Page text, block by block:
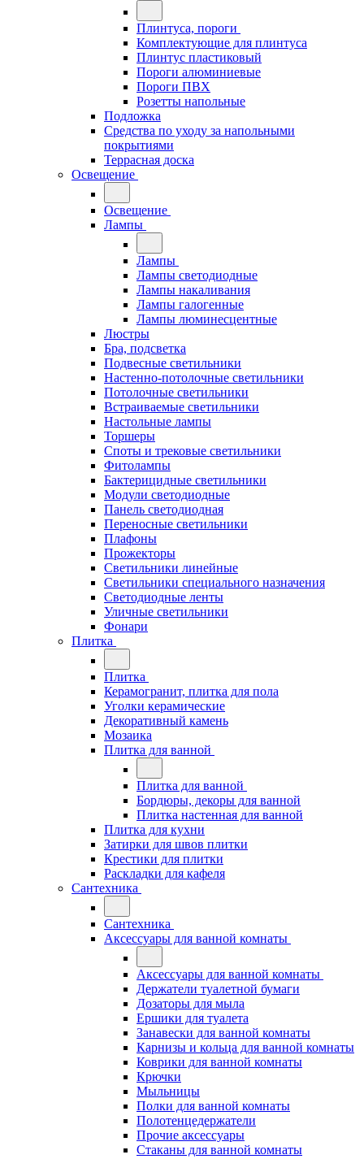
Плинтуса, пороги
Комплектующие для плинтуса
Плинтус пластиковый
Пороги алюминиевые
Пороги ПВХ
Розетты напольные
Подложка
Средства по уходу за напольными
покрытиями
Террасная доска
Освещение
Освещение
Лампы
Лампы
Лампы светодиодные
Лампы накаливания
Лампы галогенные
Лампы люминесцентные
Люстры
Бра, подсветка
Подвесные светильники
Настенно-потолочные светильники
Потолочные светильники
Встраиваемые светильники
Настольные лампы
Торшеры
Споты и трековые светильники
Фитолампы
Бактерицидные светильники
Модули светодиодные
Панель светодиодная
Переносные светильники
Плафоны
Прожекторы
Светильники линейные
Светильники специального назначения
Светодиодные ленты
Уличные светильники
Фонари
Плитка
Плитка
Керамогранит, плитка для пола
Уголки керамические
Декоративный камень
Мозаика
Плитка для ванной
Плитка для ванной
Бордюры, декоры для ванной
Плитка настенная для ванной
Плитка для кухни
Затирки для швов плитки
Крестики для плитки
Раскладки для кафеля
Сантехника
Сантехника
Аксессуары для ванной комнаты
Аксессуары для ванной комнаты
Держатели туалетной бумаги
Дозаторы для мыла
Ершики для туалета
Занавески для ванной комнаты
Карнизы и кольца для ванной комнаты
Коврики для ванной комнаты
Крючки
Мыльницы
Полки для ванной комнаты
Полотенцедержатели
Прочие аксессуары
Стаканы для ванной комнаты